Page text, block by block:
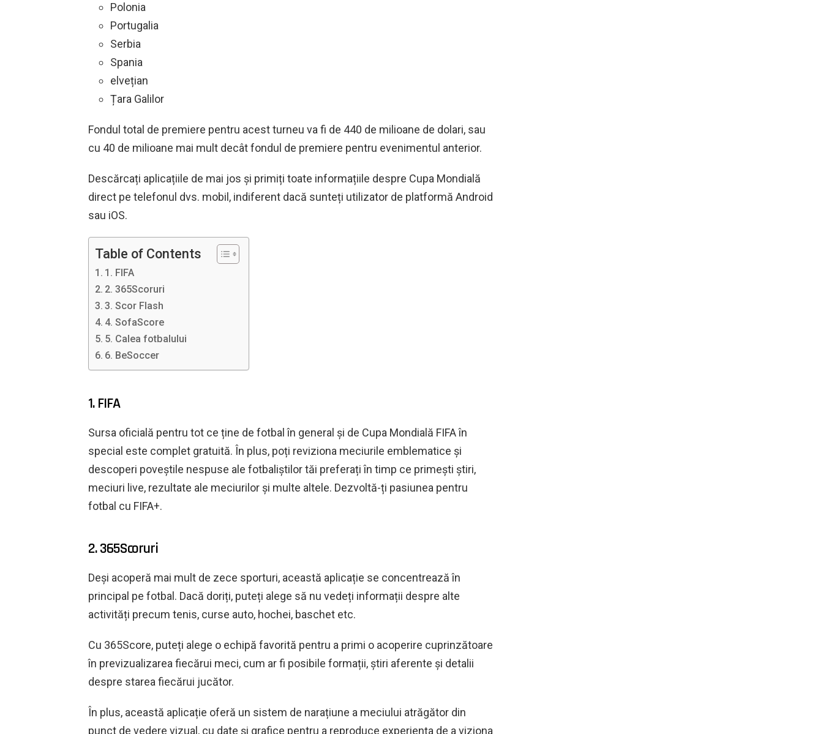
Polonia
Portugalia
Serbia
Spania
elvețian
Țara Galilor
Fondul total de premiere pentru acest turneu va fi de 440 de milioane de dolari, sau
cu 40 de milioane mai mult decât fondul de premiere pentru evenimentul anterior.
Descărcați aplicațiile de mai jos și primiți toate informațiile despre Cupa Mondială
direct pe telefonul dvs. mobil, indiferent dacă sunteți utilizator de platformă Android
sau iOS.
Table of Contents
1. FIFA
2. 365Scoruri
3. Scor Flash
4. SofaScore
5. Calea fotbalului
6. BeSoccer
1. FIFA
Sursa oficială pentru tot ce ține de fotbal în general și de Cupa Mondială FIFA în
special este complet gratuită. În plus, poți reviziona meciurile emblematice și
descoperi poveștile nespuse ale fotbaliștilor tăi preferați în timp ce primești știri,
meciuri live, rezultate ale meciurilor și multe altele. Dezvoltă-ți pasiunea pentru
fotbal cu FIFA+.
2. 365Scoruri
Deși acoperă mai mult de zece sporturi, această aplicație se concentrează în
principal pe fotbal. Dacă doriți, puteți alege să nu vedeți informații despre alte
activități precum tenis, curse auto, hochei, baschet etc.
Cu 365Score, puteți alege o echipă favorită pentru a primi o acoperire cuprinzătoare
în previzualizarea fiecărui meci, cum ar fi posibile formații, știri aferente și detalii
despre starea fiecărui jucător.
În plus, această aplicație oferă un sistem de narațiune a meciului atrăgător din
punct de vedere vizual, cu date și grafice pentru a reproduce experiența de a viziona